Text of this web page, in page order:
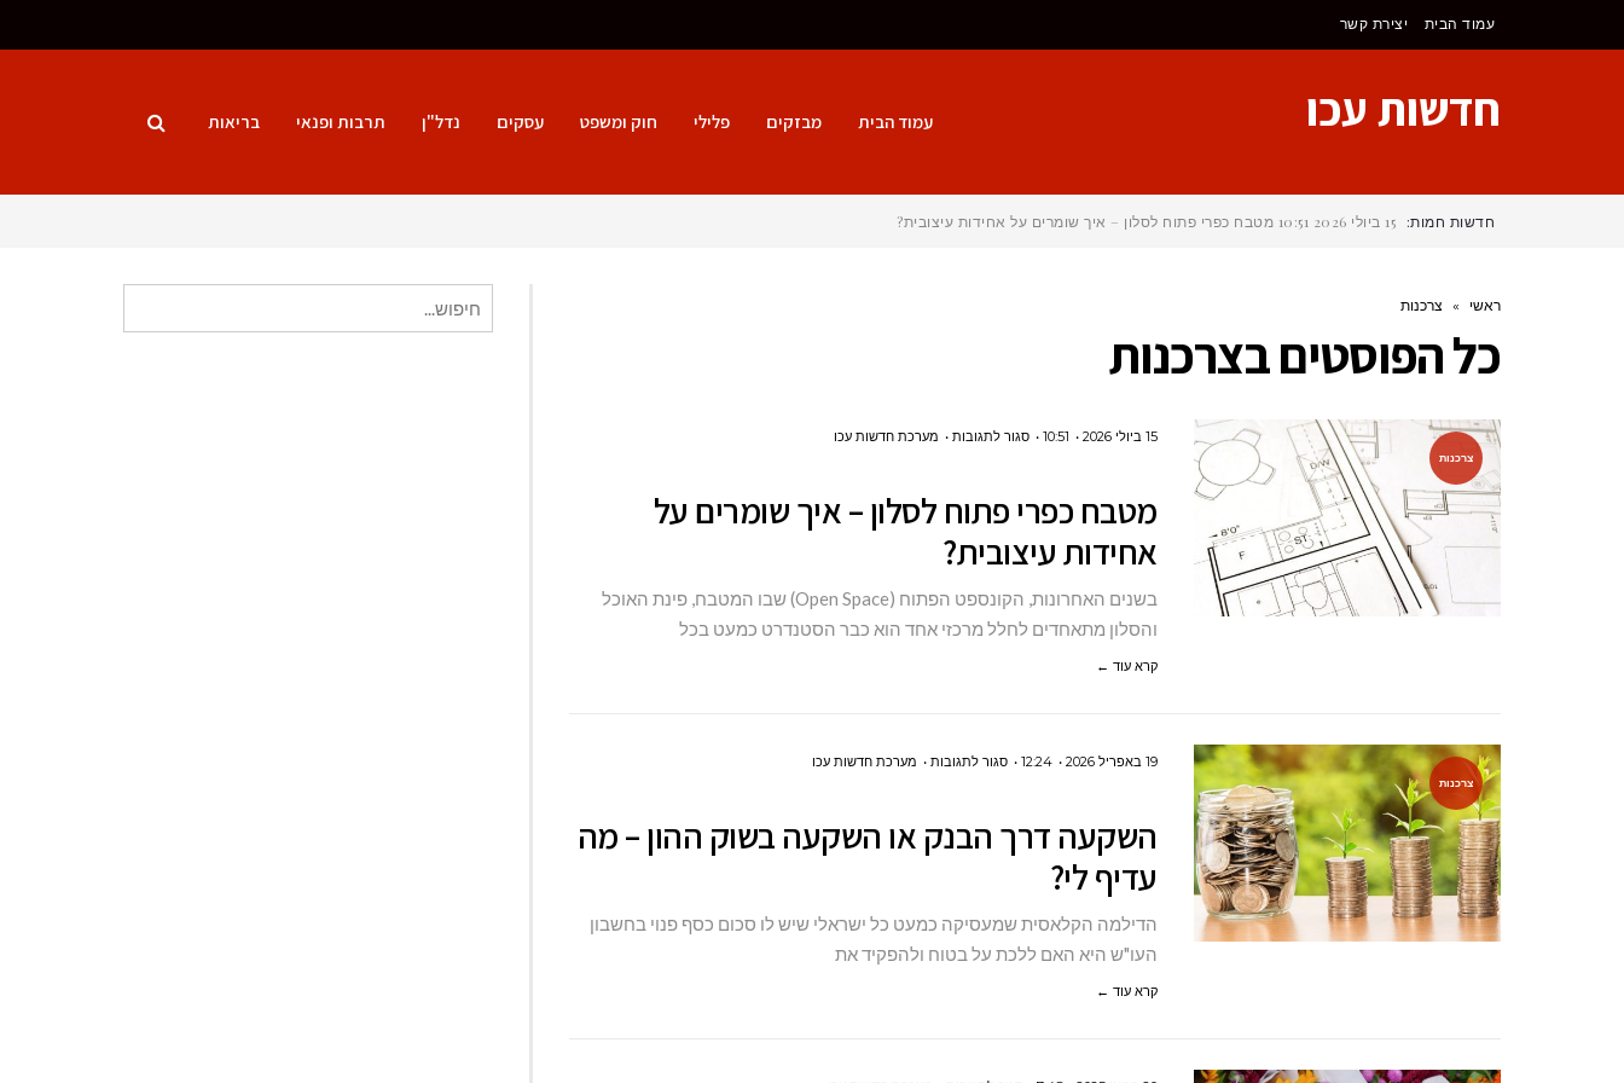
עמוד הבית יצירת קשר
חדשות עכו עמוד הבית מבזקים פלילי חוק ומשפט עסקים נדל"ן תרבות ופנאי בריאות
חדשות חמות: 15 ביולי 2026 10:51 מטבח כפרי פתוח לסלון – איך שומרים על אחידות עיצובית?
ראשי » צרכנות
כל הפוסטים בצרכנות
צרכנות
15 ביולי 2026 10:51 סגור לתגובותעל
כפרי
פתוח
–
איך
מערכת חדשות עכו
מטבח כפרי פתוח לסלון – איך שומרים על
אחידות עיצובית?
בשנים האחרונות, הקונספט הפתוח (Open Space) שבו המטבח, פינת האוכל
והסלון מתאחדים לחלל מרכזי אחד הוא כבר הסטנדרט כמעט בכל
קרא עוד ←
צרכנות
19 באפריל 2026 12:24 סגור לתגובותעל
דרך
השקעה
בשוק
מערכת חדשות עכו
השקעה דרך הבנק או השקעה בשוק ההון – מה
עדיף לי?
הדילמה הקלאסית שמעסיקה כמעט כל ישראלי שיש לו סכום כסף פנוי בחשבון
העו"ש היא האם ללכת על בטוח ולהפקיד את
קרא עוד ←
עבור: